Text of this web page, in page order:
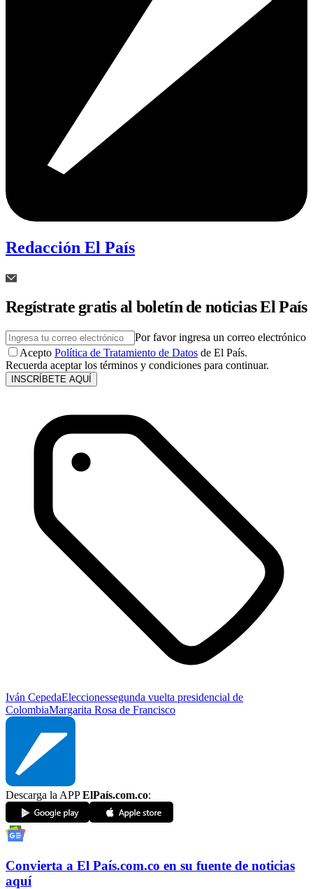
Redacción El País
Regístrate gratis al boletín de noticias El País
Por favor ingresa un correo electrónico
Acepto Política de Tratamiento de Datos de El País.
Recuerda aceptar los términos y condiciones para continuar.
INSCRÍBETE AQUÍ
Iván CepedaEleccionessegunda vuelta presidencial de
ColombiaMargarita Rosa de Francisco
Descarga la APPElPaís.com.co:
Convierta a El País.com.co en su fuente de noticias
aquí